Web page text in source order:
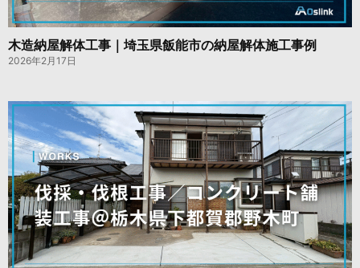
木造納屋解体工事｜埼玉県飯能市の納屋解体施工事例
2026年2月17日